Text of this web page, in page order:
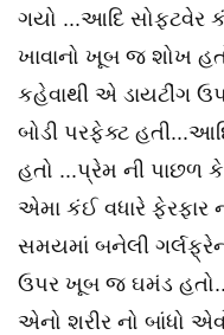
ગયો ...આદિ સોફ્ટવેર
ખાવાનો ખૂબ જ શોખ
કહેવાથી એ ડાયટીંગ
બોડી પરફેક્ટ
હતો ...પ્રેમ ની પાછળ
એમા કંઈ વધારે ફેરફાર
સમયમાં બનેલી
ઉપર ખૂબ જ ઘમંડ
એનો શરીર નો બાંધો